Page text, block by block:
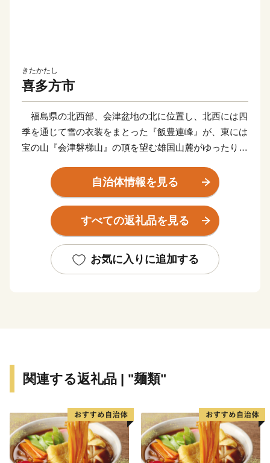
きたかたし
喜多方市
福島県の北西部、会津盆地の北に位置し、北西には四
季を通じて雪の衣装をまとった『飯豊連峰』が、東には
宝の山『会津磐梯山』の頂を望む雄国山麓がゆったりと
約５５５㎢の広大な市の面積を有していますが、その
半数以上を林野が占めています。市の中心部から南部に
かけては平坦な地形であり、市街地を取り囲むように田
園地帯が広がっています。
日もあり、冬は寒冷で豪雪に見舞われることもありま
す。それでも、厳しい冬の先には、うららかな春があ
自治体情報を見る
すべての返礼品を見る
お気に入りに追加する
関連する返礼品 | "麺類"